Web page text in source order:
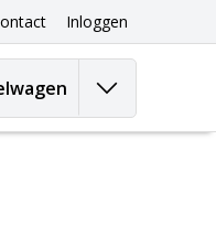
Inloggen